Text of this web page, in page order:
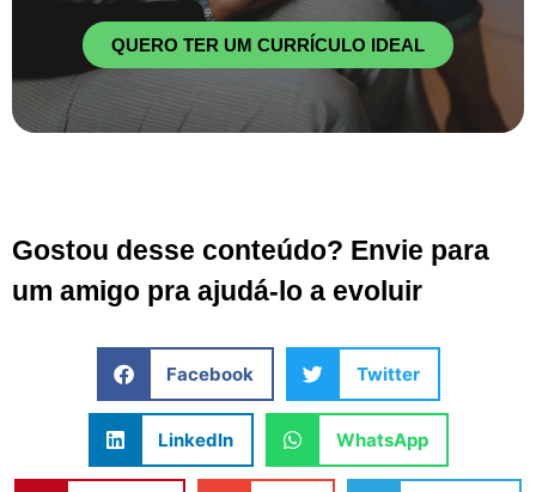
QUERO TER UM CURRÍCULO IDEAL
Gostou desse conteúdo? Envie para
um amigo pra ajudá-lo a evoluir
Facebook Twitter
LinkedIn WhatsApp